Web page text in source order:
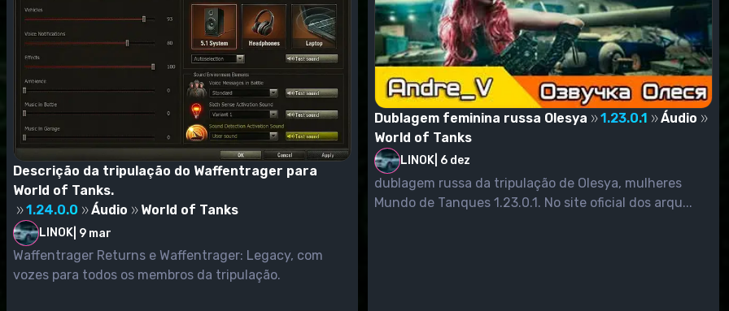
Descrição da tripulação do Waffentrager para
World of Tanks.
1.24.0.0
Áudio World of Tanks
LINOK 9 mar
Waffentrager Returns e Waffentrager: Legacy, com
vozes para todos os membros da tripulação.
Dublagem feminina russa Olesya 1.23.0.1
Áudio
World of Tanks
LINOK 6 dez
dublagem russa da tripulação de Olesya, mulheres
Mundo de Tanques 1.23.0.1. No site oficial dos arqu...